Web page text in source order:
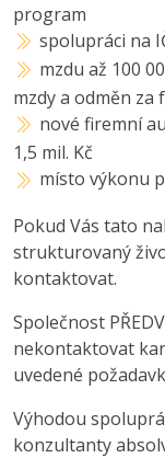
program
spolupráci na
mzdu až 100
mzdy a odměn
nové firemní
1,5 mil. Kč
místo výkonu
Pokud Vás tato
strukturovaný
kontaktovat.
Společnost
nekontaktovat
uvedené
Výhodou
konzultanty